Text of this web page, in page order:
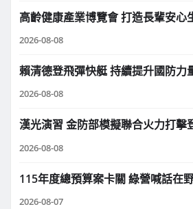
高齡健康產業博覽會 打造長輩安心
2026-08-08
賴清德登飛彈快艇 持續提升國防力
2026-08-08
漢光演習 金防部模擬聯合火力打擊
2026-08-08
115年度總預算案卡關 綠營喊話在
2026-08-07